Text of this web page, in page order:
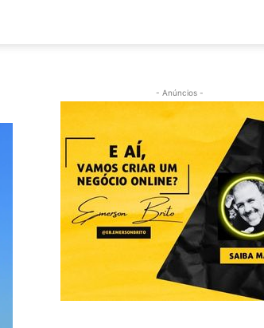
- Anúncios -